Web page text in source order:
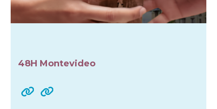
48H Montevideo